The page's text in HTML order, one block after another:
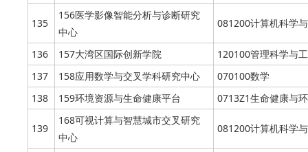
135
156医学影像智能分析与诊断研究
中心
081200计算机科学
136 157大湾区国际创新学院
120100管理科学与
137
158应用数学与交叉学科研究中心
070100数学
138
159环境资源与生命健康平台 0713Z1生命健康与
139
168可视计算与智慧城市交叉研究
中心
081200计算机科学